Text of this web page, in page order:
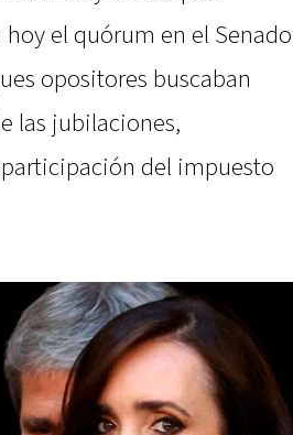
el quórum en el Senado
opositores buscaban
las jubilaciones,
del impuesto